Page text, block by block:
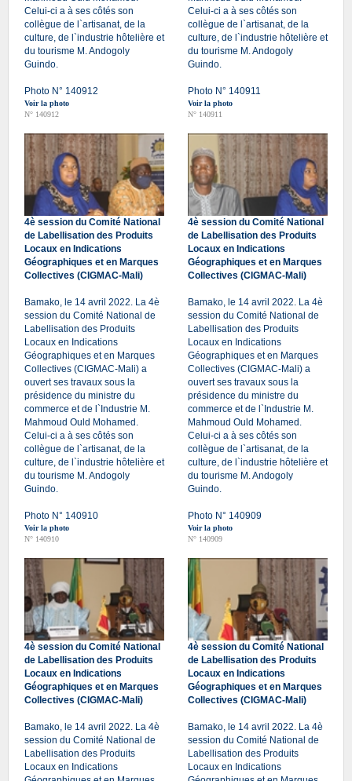
Celui-ci a à ses côtés son
collègue de l`artisanat, de la
culture, de l`industrie hôtelière et
du tourisme M. Andogoly
Guindo.
Photo N° 140912
Voir la photo
N° 140912
Celui-ci a à ses côtés son
collègue de l`artisanat, de la
culture, de l`industrie hôtelière et
du tourisme M. Andogoly
Guindo.
Photo N° 140911
Voir la photo
N° 140911
4è session du Comité National
de Labellisation des Produits
Locaux en Indications
Géographiques et en Marques
Collectives (CIGMAC-Mali)
Bamako, le 14 avril 2022. La 4è
session du Comité National de
Labellisation des Produits
Locaux en Indications
Géographiques et en Marques
Collectives (CIGMAC-Mali) a
ouvert ses travaux sous la
présidence du ministre du
commerce et de l`Industrie M.
Mahmoud Ould Mohamed.
Celui-ci a à ses côtés son
collègue de l`artisanat, de la
culture, de l`industrie hôtelière et
du tourisme M. Andogoly
Guindo.
Photo N° 140910
Voir la photo
N° 140910
4è session du Comité National
de Labellisation des Produits
Locaux en Indications
Géographiques et en Marques
Collectives (CIGMAC-Mali)
Bamako, le 14 avril 2022. La 4è
session du Comité National de
Labellisation des Produits
Locaux en Indications
Géographiques et en Marques
Collectives (CIGMAC-Mali) a
ouvert ses travaux sous la
présidence du ministre du
commerce et de l`Industrie M.
Mahmoud Ould Mohamed.
Celui-ci a à ses côtés son
collègue de l`artisanat, de la
culture, de l`industrie hôtelière et
du tourisme M. Andogoly
Guindo.
Photo N° 140909
Voir la photo
N° 140909
4è session du Comité National
de Labellisation des Produits
Locaux en Indications
Géographiques et en Marques
Collectives (CIGMAC-Mali)
Bamako, le 14 avril 2022. La 4è
session du Comité National de
Labellisation des Produits
Locaux en Indications
4è session du Comité National
de Labellisation des Produits
Locaux en Indications
Géographiques et en Marques
Collectives (CIGMAC-Mali)
Bamako, le 14 avril 2022. La 4è
session du Comité National de
Labellisation des Produits
Locaux en Indications